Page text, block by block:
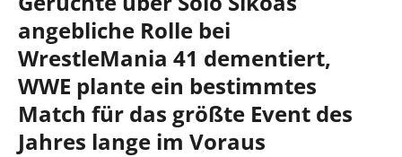
angebliche Rolle bei
WrestleMania 41 dementiert,
WWE plante ein bestimmtes
Match für das größte Event des
Jahres lange im Voraus